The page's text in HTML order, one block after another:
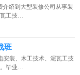
:【叉车维修实战班】
介绍到大型装修公司从事装
瓦工技…
班
安装、木工技术、泥瓦工技
。毕业…